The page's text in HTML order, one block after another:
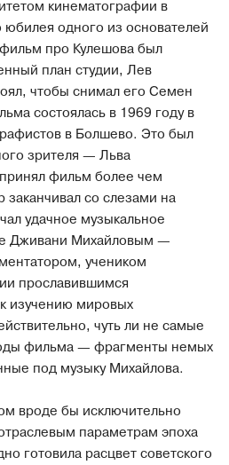
кинематографии в
одного из основателей
про Кулешова был
план студии, Лев
чтобы снимал его Семен
состоялась в 1969 году в
в Болшево. Это был
зрителя — Льва
фильм более чем
заканчивал со слезами на
удачное музыкальное
Дживани Михайловым —
учеником
прославившимся
изучению мировых
чуть ли не самые
фильма — фрагменты немых
под музыку Михайлова.
вроде бы исключительно
параметрам эпоха
готовила расцвет советского